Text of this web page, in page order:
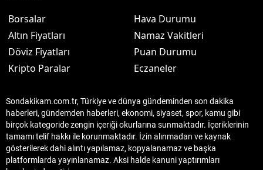
Borsalar
Altın Fiyatları
Döviz Fiyatları
Kripto Paralar
Hava Durumu
Namaz Vakitleri
Puan Durumu
Eczaneler
Sondakikam.com.tr, Türkiye ve dünya gündeminden son dakika
haberleri, gündemden haberleri, ekonomi, siyaset, spor, kamu gibi
birçok kategoride zengin içeriği okurlarına sunmaktadır. İçeriklerinin
tamamı telif hakkı ile korunmaktadır. İzin alınmadan ve kaynak
gösterilerek dahi alıntı yapılamaz, kopyalanamaz ve başka
platformlarda yayınlanamaz. Aksi halde kanuni yaptırımları